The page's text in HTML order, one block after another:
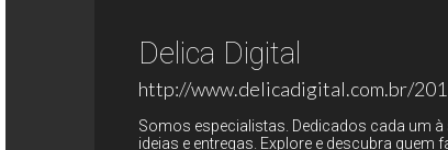
Delica Digital
http://www.delicadigital.com.br/
Somos especialistas. Dedicados cada um
ideias e entregas. Explore e descubra quem